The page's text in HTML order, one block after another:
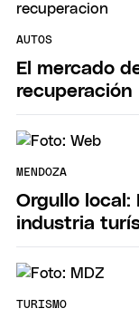
AUTOS
El mercado
recuperación
MENDOZA
Orgullo local:
industria
TURISMO